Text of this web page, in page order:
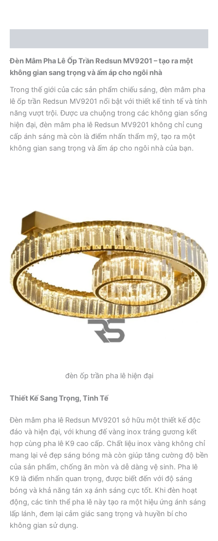
Đèn Mâm Pha Lê Ốp Trần Redsun MV9201 – tạo ra một
không gian sang trọng và ấm áp cho ngôi nhà
Trong thế giới của các sản phẩm chiếu sáng, đèn mâm pha
lê ốp trần Redsun MV9201 nổi bật với thiết kế tinh tế và tính
năng vượt trội. Được ưa chuộng trong các không gian sống
hiện đại, đèn mâm pha lê Redsun MV9201 không chỉ cung
cấp ánh sáng mà còn là điểm nhấn thẩm mỹ, tạo ra một
không gian sang trọng và ấm áp cho ngôi nhà của bạn.
đèn ốp trần pha lê hiện đại
Thiết Kế Sang Trọng, Tinh Tế
Đèn mâm pha lê Redsun MV9201 sở hữu một thiết kế độc
đáo và hiện đại, với khung đế vàng inox tráng gương kết
hợp cùng pha lê K9 cao cấp. Chất liệu inox vàng không chỉ
mang lại vẻ đẹp sáng bóng mà còn giúp tăng cường độ bền
của sản phẩm, chống ăn mòn và dễ dàng vệ sinh. Pha lê
K9 là điểm nhấn quan trọng, được biết đến với độ sáng
bóng và khả năng tán xạ ánh sáng cực tốt. Khi đèn hoạt
động, các tinh thể pha lê này tạo ra một hiệu ứng ánh sáng
lấp lánh, đem lại cảm giác sang trọng và huyền bí cho
không gian sử dụng.